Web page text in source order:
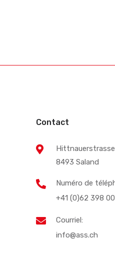
Contact
8493 Saland
Numéro de
+41 (0)62 398
Courriel:
info@ass.ch